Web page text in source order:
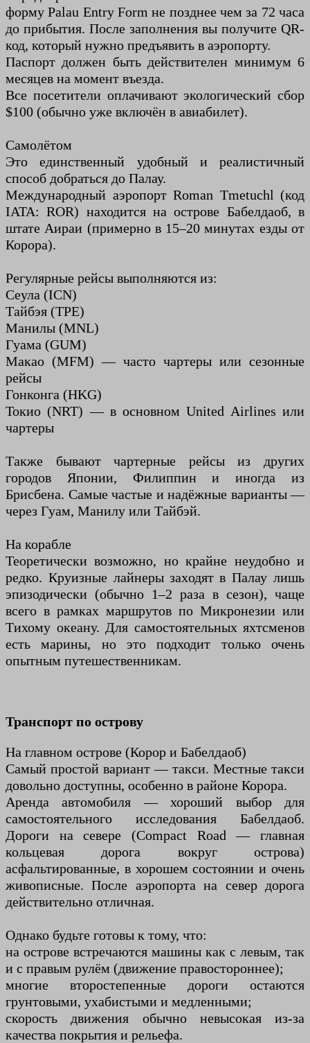
форму Palau Entry Form не позднее чем за 72 часа
до прибытия. После заполнения вы получите QR-
код, который нужно предъявить в аэропорту.
Паспорт должен быть действителен минимум 6
месяцев на момент въезда.
Все посетители оплачивают экологический сбор
$100 (обычно уже включён в авиабилет).
Самолётом
Это единственный удобный и реалистичный
способ добраться до Палау.
Международный аэропорт Roman Tmetuchl (код
IATA: ROR) находится на острове Бабелдаоб, в
штате Аираи (примерно в 15–20 минутах езды от
Корора).
Регулярные рейсы выполняются из:
Сеула (ICN)
Тайбэя (TPE)
Манилы (MNL)
Гуама (GUM)
Макао (MFM) — часто чартеры или сезонные
рейсы
Гонконга (HKG)
Токио (NRT) — в основном United Airlines или
чартеры
Также бывают чартерные рейсы из других
городов Японии, Филиппин и иногда из
Брисбена. Самые частые и надёжные варианты —
через Гуам, Манилу или Тайбэй.
На корабле
Теоретически возможно, но крайне неудобно и
редко. Круизные лайнеры заходят в Палау лишь
эпизодически (обычно 1–2 раза в сезон), чаще
всего в рамках маршрутов по Микронезии или
Тихому океану. Для самостоятельных яхтсменов
есть марины, но это подходит только очень
опытным путешественникам.
Транспорт по острову
На главном острове (Корор и Бабелдаоб)
Самый простой вариант — такси. Местные такси
довольно доступны, особенно в районе Корора.
Аренда автомобиля — хороший выбор для
самостоятельного исследования Бабелдаоб.
Дороги на севере (Compact Road — главная
кольцевая дорога вокруг острова)
асфальтированные, в хорошем состоянии и очень
живописные. После аэропорта на север дорога
действительно отличная.
Однако будьте готовы к тому, что:
на острове встречаются машины как с левым, так
и с правым рулём (движение правостороннее);
многие второстепенные дороги остаются
грунтовыми, ухабистыми и медленными;
скорость движения обычно невысокая из-за
качества покрытия и рельефа.